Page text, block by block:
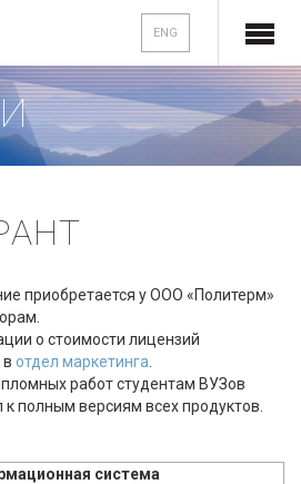
ENG
приобретается у ООО «Политерм»
о стоимости лицензий
отдел маркетинга
работ студентам ВУЗов
к полным версиям всех продуктов.
система